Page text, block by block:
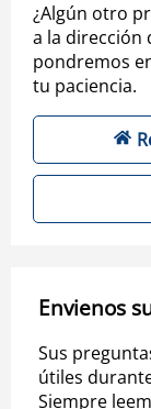
¿Algún otro
a la dirección
pondremos
tu paciencia.
Envienos
Sus
útiles
Siempre